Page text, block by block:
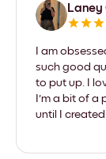
Laney
I am
such good
to put up. I
I'm a bit of a
until I